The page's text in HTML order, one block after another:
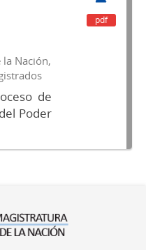
Nación,
de
Poder
pdf